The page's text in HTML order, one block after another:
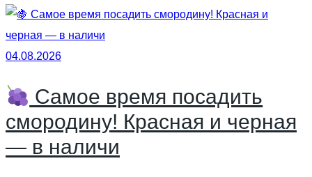
04.08.2026
Самое время посадить
смородину! Красная и черная
— в наличи